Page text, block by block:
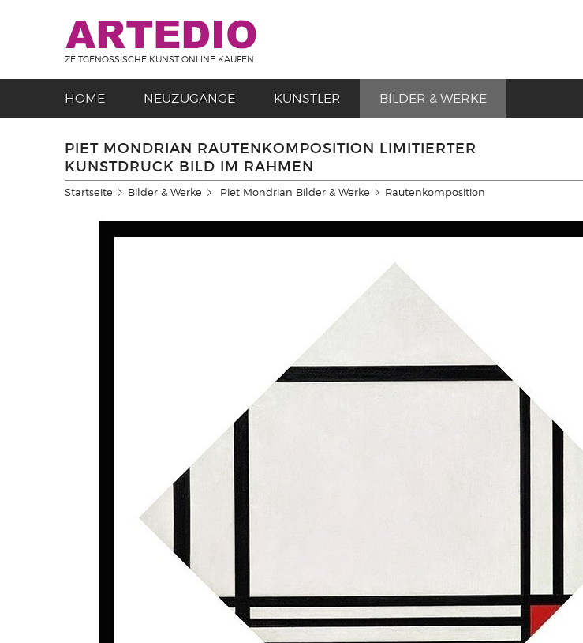
ZEITGENÖSSISCHE KUNST ONLINE KAUFEN
HOME NEUZUGÄNGE KÜNSTLER BILDER & WERKE
PIET MONDRIAN RAUTENKOMPOSITION LIMITIERTER
KUNSTDRUCK BILD IM RAHMEN
Startseite Bilder & Werke Piet Mondrian Bilder & Werke Rautenkomposition